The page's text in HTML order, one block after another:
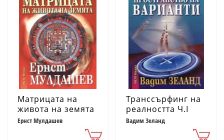
Матрицата на
живота на земята
Ернст Мулдашев
Транссърфинг на
реалността Ч.I
Пространство на
Вадим Зеланд